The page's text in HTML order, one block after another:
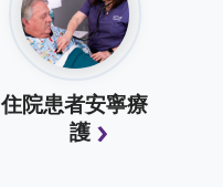
住院患者安寧療
護